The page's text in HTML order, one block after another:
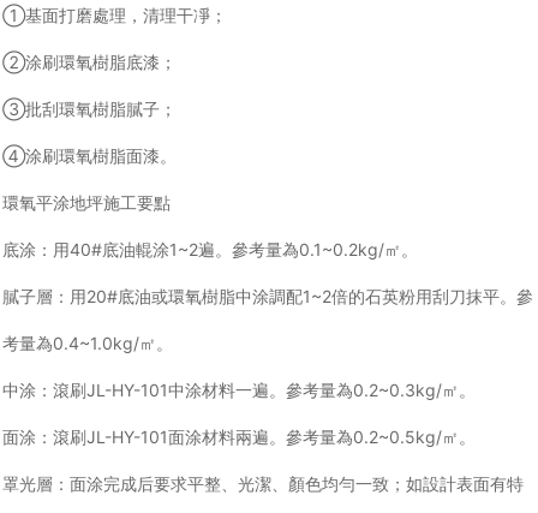
①基面打磨處理，清理干凈；
②涂刷環氧樹脂底漆；
③批刮環氧樹脂膩子；
④涂刷環氧樹脂面漆。
環氧平涂地坪施工要點
底涂：用40#底油輥涂1~2遍。參考量為0.1~0.2kg/㎡。
膩子層：用20#底油或環氧樹脂中涂調配1~2倍的石英粉用刮刀抹平。參
考量為0.4~1.0kg/㎡。
中涂：滾刷JL-HY-101中涂材料一遍。參考量為0.2~0.3kg/㎡。
面涂：滾刷JL-HY-101面涂材料兩遍。參考量為0.2~0.5kg/㎡。
罩光層：面涂完成后要求平整、光潔、顏色均勻一致；如設計表面有特